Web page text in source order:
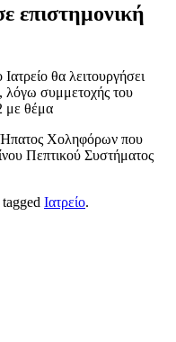
επιστημονική
Ιατρείο θα λειτουργήσει
, λόγω συμμετοχής του
με θέμα
Ήπατος Χοληφόρων που
Πεπτικού Συστήματος
Ιατρείο.